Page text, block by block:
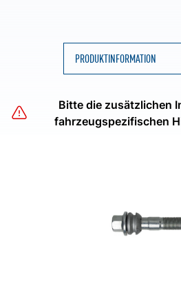
PRODUKTINFORMATION
Bitte die zusätzlichen
fahrzeugspezifischen